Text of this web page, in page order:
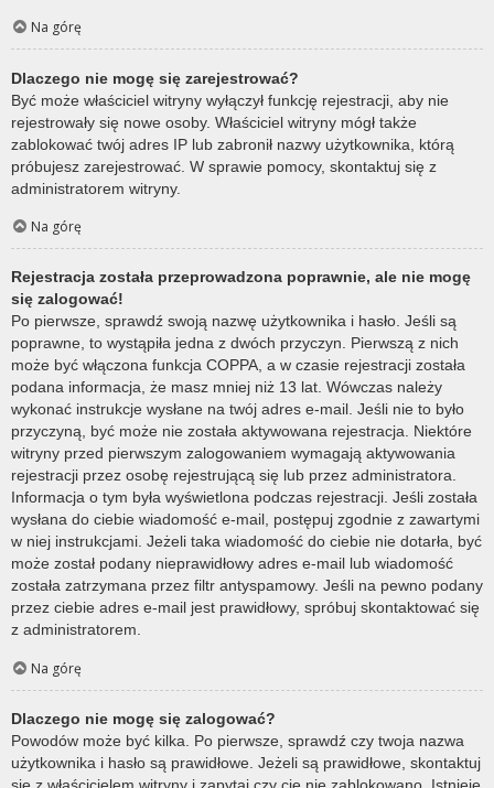
Na górę
Dlaczego nie mogę się zarejestrować?
Być może właściciel witryny wyłączył funkcję rejestracji, aby nie
rejestrowały się nowe osoby. Właściciel witryny mógł także
zablokować twój adres IP lub zabronił nazwy użytkownika, którą
próbujesz zarejestrować. W sprawie pomocy, skontaktuj się z
administratorem witryny.
Na górę
Rejestracja została przeprowadzona poprawnie, ale nie mogę
się zalogować!
Po pierwsze, sprawdź swoją nazwę użytkownika i hasło. Jeśli są
poprawne, to wystąpiła jedna z dwóch przyczyn. Pierwszą z nich
może być włączona funkcja COPPA, a w czasie rejestracji została
podana informacja, że masz mniej niż 13 lat. Wówczas należy
wykonać instrukcje wysłane na twój adres e-mail. Jeśli nie to było
przyczyną, być może nie została aktywowana rejestracja. Niektóre
witryny przed pierwszym zalogowaniem wymagają aktywowania
rejestracji przez osobę rejestrującą się lub przez administratora.
Informacja o tym była wyświetlona podczas rejestracji. Jeśli została
wysłana do ciebie wiadomość e-mail, postępuj zgodnie z zawartymi
w niej instrukcjami. Jeżeli taka wiadomość do ciebie nie dotarła, być
może został podany nieprawidłowy adres e-mail lub wiadomość
została zatrzymana przez filtr antyspamowy. Jeśli na pewno podany
przez ciebie adres e-mail jest prawidłowy, spróbuj skontaktować się
z administratorem.
Na górę
Dlaczego nie mogę się zalogować?
Powodów może być kilka. Po pierwsze, sprawdź czy twoja nazwa
użytkownika i hasło są prawidłowe. Jeżeli są prawidłowe, skontaktuj